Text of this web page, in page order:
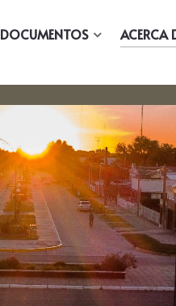
DOCUMENTOS ACERCA